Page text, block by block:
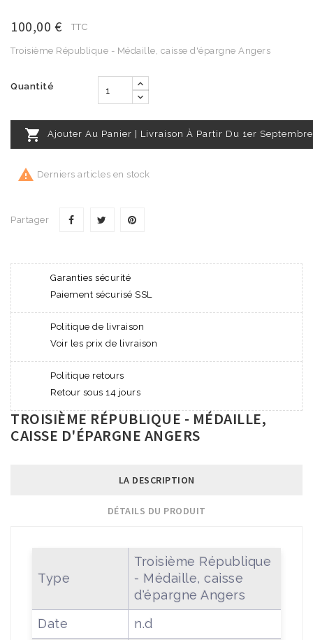
100,00 € TTC
Troisième République - Médaille, caisse d'épargne Angers
Quantité
 Ajouter Au Panier | Livraison À Partir Du 1er Septembre
 Derniers articles en stock
Partager
Garanties sécurité
Paiement sécurisé SSL
Politique de livraison
Voir les prix de livraison
Politique retours
Retour sous 14 jours
TROISIÈME RÉPUBLIQUE - MÉDAILLE,
CAISSE D'ÉPARGNE ANGERS
LA DESCRIPTION
DÉTAILS DU PRODUIT
Type
Troisième République
- Médaille, caisse
d'épargne Angers
Date
n.d